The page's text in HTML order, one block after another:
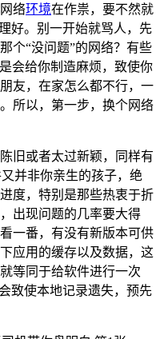
络环境在作祟，要不然就
好。别一开始就骂人，先
个“没问题”的网络？有些
会给你制造麻烦，致使你
友，在家怎么都不行，一
所以，第一步，换个网络
旧或者太过新颖，同样有
并非你亲生的孩子，绝
度，特别是那些热衷于折
出现问题的几率要大得
一番，有没有新版本可供
应用的缓存以及数据，这
等同于给软件进行一次
致使本地记录遗失，预先